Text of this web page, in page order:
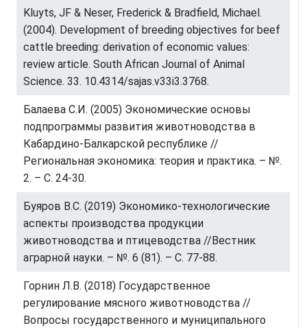
Kluyts, JF & Neser, Frederick & Bradfield, Michael.
(2004). Development of breeding objectives for beef
cattle breeding: derivation of economic values:
review article. South African Journal of Animal
Science. 33. 10.4314/sajas.v33i3.3768.
Балаева С.И. (2005) Экономические основы
подпрограммы развития животноводства в
Кабардино-Балкарской республике //
Региональная экономика: теория и практика. – №.
2. – С. 24-30.
Буяров В.С. (2019) Экономико-технологические
аспекты производства продукции
животноводства и птицеводства //Вестник
аграрной науки. – №. 6 (81). – С. 77-88.
Горнин Л.В. (2018) Государственное
регулирование мясного животноводства //
Вопросы государственного и муниципального